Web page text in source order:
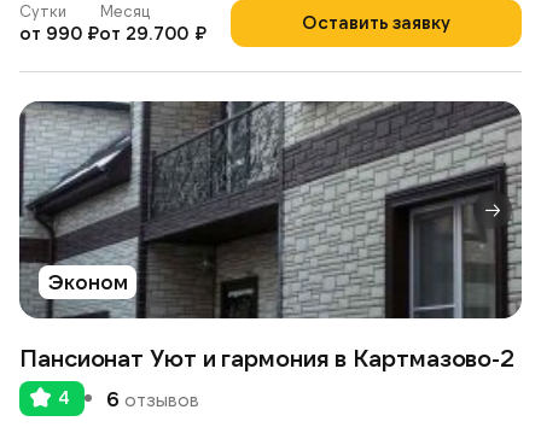
Оставить заявку
Сутки
от 990 ₽
Месяц
от 29.700 ₽
Эконом
Пансионат Уют и гармония в Картмазово-2
4 6 отзывов